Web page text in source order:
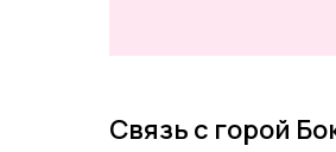
Связь с горой